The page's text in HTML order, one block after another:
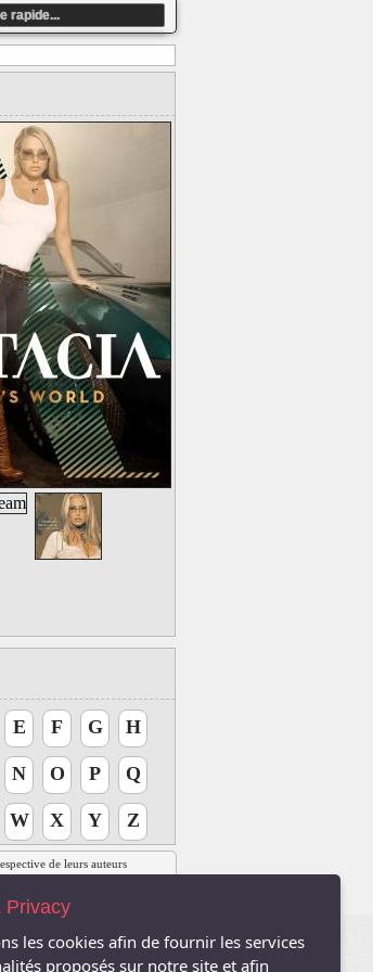
"artiste_id" in
web/clip_global.php
E F G H
N O P Q
W X Y Z
de leurs auteurs
Privacy
les cookies afin de fournir les services
proposés sur notre site et afin